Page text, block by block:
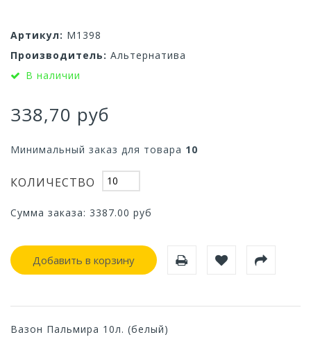
Артикул: М1398
Производитель: Альтернатива
В наличии
338,70 руб
Минимальный заказ для товара 10
КОЛИЧЕСТВО
Сумма заказа: 3387.00 руб
Добавить в корзину
Вазон Пальмира 10л. (белый)